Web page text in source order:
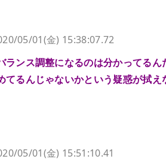
05/01(金) 15:38:07.72
ランス調整になるのは分かってるん
てるんじゃないかという疑惑が拭え
05/01(金) 15:51:10.41